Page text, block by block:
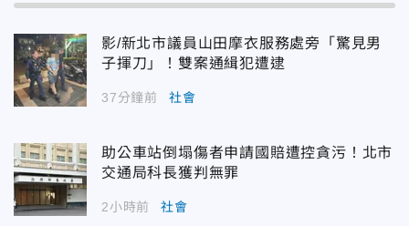
影/新北市議員山田摩衣服務處旁「驚見男
子揮刀」！雙案通緝犯遭逮
37分鐘前 社會
助公車站倒塌傷者申請國賠遭控貪污！北市
交通局科長獲判無罪
2小時前 社會